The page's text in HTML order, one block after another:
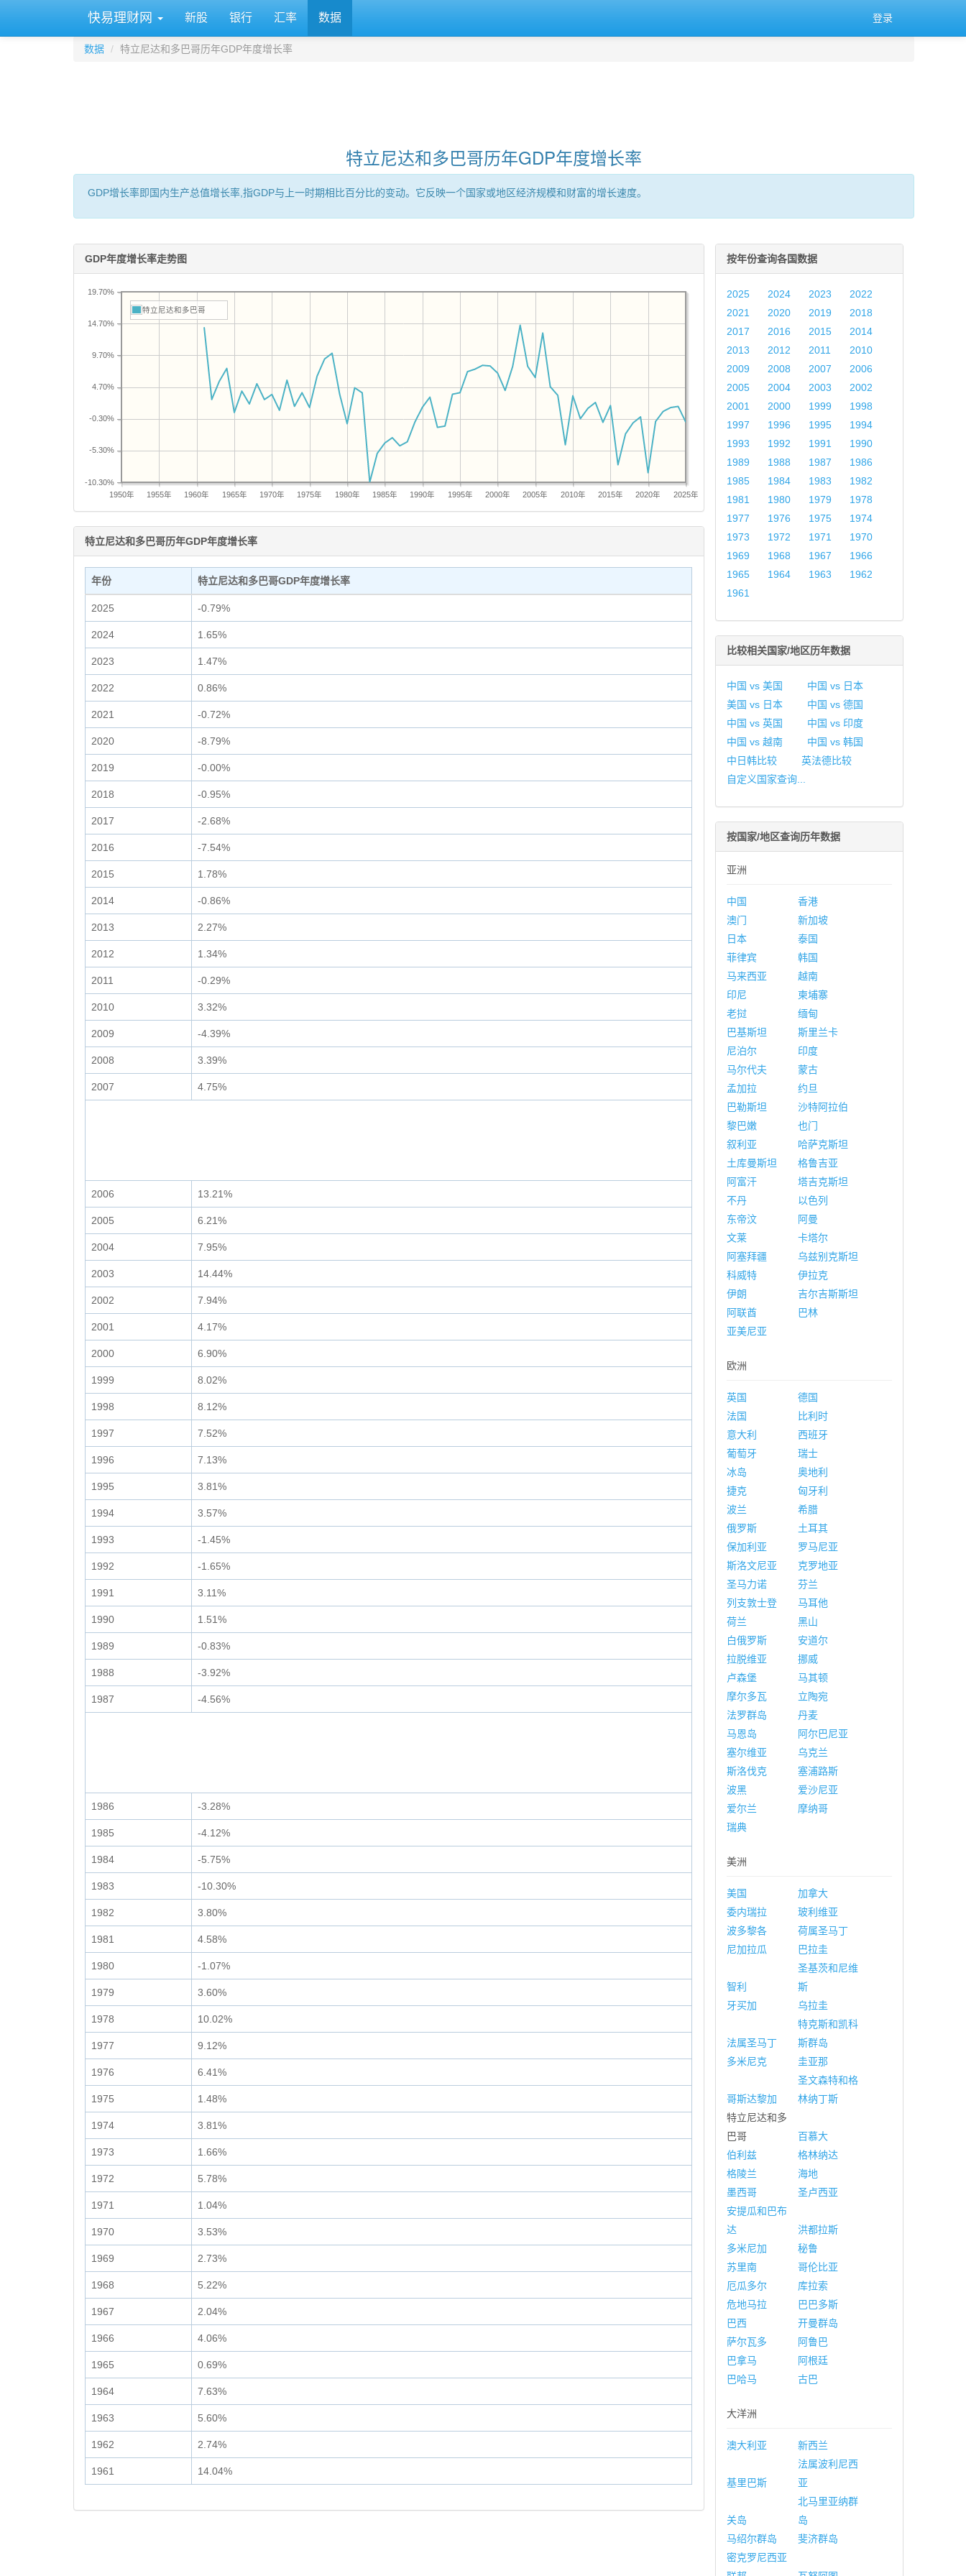
快易理财网 新股 银行 汇率 数据 登录
数据 特立尼达和多巴哥历年GDP年度增长率
特立尼达和多巴哥历年GDP年度增长率
GDP增长率即国内生产总值增长率,指GDP与上一时期相比百分比的变动。它反映一个国家或地区经济规模和财富的增长速度。
GDP年度增长率走势图
1950年 1955年 1960年 1965年 1970年 1975年 1980年 1985年 1990年 1995年 2000年 2005年 2010年 2015年 2020年 2025年
-10.30%
-5.30%
-0.30%
4.70%
9.70%
14.70%
19.70%
特立尼达和多巴哥
特立尼达和多巴哥历年GDP年度增长率
年份 特立尼达和多巴哥GDP年度增长率
2025 -0.79%
2024 1.65%
2023 1.47%
2022 0.86%
2021 -0.72%
2020 -8.79%
2019 -0.00%
2018 -0.95%
2017 -2.68%
2016 -7.54%
2015 1.78%
2014 -0.86%
2013 2.27%
2012 1.34%
2011 -0.29%
2010 3.32%
2009 -4.39%
2008 3.39%
2007 4.75%
2006 13.21%
2005 6.21%
2004 7.95%
2003 14.44%
2002 7.94%
2001 4.17%
2000 6.90%
1999 8.02%
1998 8.12%
1997 7.52%
1996 7.13%
1995 3.81%
1994 3.57%
1993 -1.45%
1992 -1.65%
1991 3.11%
1990 1.51%
1989 -0.83%
1988 -3.92%
1987 -4.56%
1986 -3.28%
1985 -4.12%
1984 -5.75%
1983 -10.30%
1982 3.80%
1981 4.58%
1980 -1.07%
1979 3.60%
1978 10.02%
1977 9.12%
1976 6.41%
1975 1.48%
1974 3.81%
1973 1.66%
1972 5.78%
1971 1.04%
1970 3.53%
1969 2.73%
1968 5.22%
1967 2.04%
1966 4.06%
1965 0.69%
1964 7.63%
1963 5.60%
1962 2.74%
1961 14.04%
按年份查询各国数据
2025 2024 2023
2022
2021
2020 2019
2018
2017
2016 2015
2014
2013
2012 2011
2010
2009
2008 2007
2006
2005
2004 2003
2002
2001
2000 1999
1998
1997
1996 1995
1994
1993
1992 1991
1990
1989
1988 1987
1986
1985
1984 1983
1982
1981
1980 1979
1978
1977
1976 1975
1974
1973
1972 1971
1970
1969
1968 1967
1966
1965
1964 1963
1962
1961
比较相关国家/地区历年数据
中国 vs 美国
中国 vs 日本
美国 vs 日本
中国 vs 德国
中国 vs 英国
中国 vs 印度
中国 vs 越南
中国 vs 韩国
中日韩比较
英法德比较
自定义国家查询...
按国家/地区查询历年数据
亚洲
中国
香港
澳门
新加坡
日本
泰国
菲律宾
韩国
马来西亚
越南
印尼
柬埔寨
老挝
缅甸
巴基斯坦
斯里兰卡
尼泊尔
印度
马尔代夫
蒙古
孟加拉
约旦
巴勒斯坦
沙特阿拉伯
黎巴嫩
也门
叙利亚
哈萨克斯坦
土库曼斯坦
格鲁吉亚
阿富汗
塔吉克斯坦
不丹
以色列
东帝汶
阿曼
文莱
卡塔尔
阿塞拜疆
乌兹别克斯坦
科威特
伊拉克
伊朗
吉尔吉斯斯坦
阿联酋
巴林
亚美尼亚
欧洲
英国
德国
法国
比利时
意大利
西班牙
葡萄牙
瑞士
冰岛
奥地利
捷克
匈牙利
波兰
希腊
俄罗斯
土耳其
保加利亚
罗马尼亚
斯洛文尼亚
克罗地亚
圣马力诺
芬兰
列支敦士登
马耳他
荷兰
黑山
白俄罗斯
安道尔
拉脱维亚
挪威
卢森堡
马其顿
摩尔多瓦
立陶宛
法罗群岛
丹麦
马恩岛
阿尔巴尼亚
塞尔维亚
乌克兰
斯洛伐克
塞浦路斯
波黑
爱沙尼亚
爱尔兰
摩纳哥
瑞典
美洲
美国
加拿大
委内瑞拉
玻利维亚
波多黎各
荷属圣马丁
尼加拉瓜
巴拉圭
智利
圣基茨和尼维
斯
牙买加
乌拉圭
法属圣马丁
特克斯和凯科
斯群岛
多米尼克
圭亚那
哥斯达黎加
圣文森特和格
林纳丁斯
特立尼达和多
巴哥
百慕大
伯利兹
格林纳达
格陵兰
海地
墨西哥
圣卢西亚
安提瓜和巴布
达
洪都拉斯
多米尼加
秘鲁
苏里南
哥伦比亚
厄瓜多尔
库拉索
危地马拉
巴巴多斯
巴西
开曼群岛
萨尔瓦多
阿鲁巴
巴拿马
阿根廷
巴哈马
古巴
大洋洲
澳大利亚 新西兰
基里巴斯
法属波利尼西
亚
关岛
北马里亚纳群
岛
马绍尔群岛
斐济群岛
密克罗尼西亚